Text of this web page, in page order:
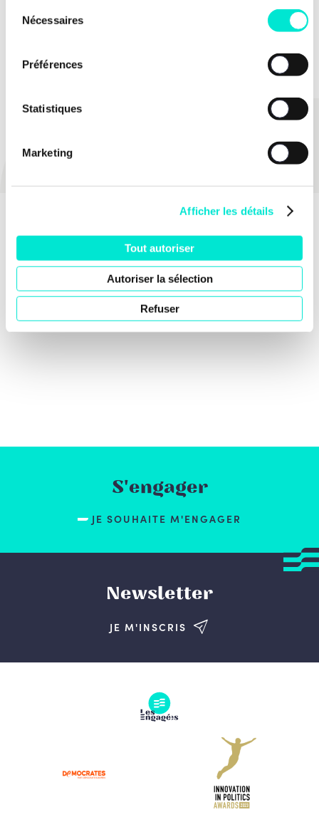
Nécessaires
Préférences
Statistiques
Marketing
Afficher les détails
Tout autoriser
Autoriser la sélection
Refuser
TOUTES LES ACTUS
S'engager
JE SOUHAITE M'ENGAGER
Newsletter
JE M'INSCRIS